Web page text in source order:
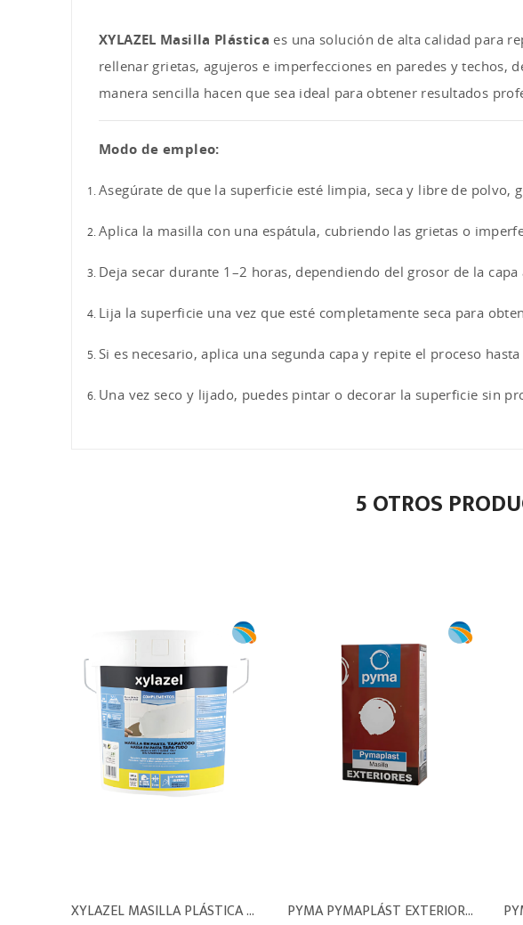
XYLAZEL Masilla Plástica es una solución de alta calidad para
rellenar grietas, agujeros e imperfecciones en paredes y techos,
manera sencilla hacen que sea ideal para obtener resultados
Modo de empleo:
Asegúrate de que la superficie esté limpia, seca y libre de polvo,
Aplica la masilla con una espátula, cubriendo las grietas o
Deja secar durante 1–2 horas, dependiendo del grosor de la capa
Lija la superficie una vez que esté completamente seca para
Si es necesario, aplica una segunda capa y repite el proceso
Una vez seco y lijado, puedes pintar o decorar la superficie sin
5 OTROS
XYLAZEL MASILLA PLÁSTICA – 750 G PYMA PYMAPLÁST EXTERIORES – 6 KG